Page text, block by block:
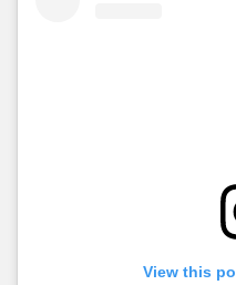
View this